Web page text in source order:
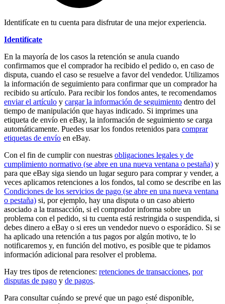
Identifícate en tu cuenta para disfrutar de una mejor experiencia.
Identifícate
En la mayoría de los casos la retención se anula cuando
confirmamos que el comprador ha recibido el pedido o, en caso de
disputa, cuando el caso se resuelve a favor del vendedor. Utilizamos
la información de seguimiento para confirmar que un comprador ha
recibido su artículo. Para recibir los fondos antes, te recomendamos
enviar el artículo y cargar la información de seguimiento dentro del
tiempo de manipulación que hayas indicado. Si imprimes una
etiqueta de envío en eBay, la información de seguimiento se carga
automáticamente. Puedes usar los fondos retenidos para comprar
etiquetas de envío en eBay.
Con el fin de cumplir con nuestras obligaciones legales y de
cumplimiento normativo (se abre en una nueva ventana o pestaña) y
para que eBay siga siendo un lugar seguro para comprar y vender, a
veces aplicamos retenciones a los fondos, tal como se describe en las
Condiciones de los servicios de pago (se abre en una nueva ventana
o pestaña) si, por ejemplo, hay una disputa o un caso abierto
asociado a la transacción, si el comprador informa sobre un
problema con el pedido, si tu cuenta está restringida o suspendida, si
debes dinero a eBay o si eres un vendedor nuevo o esporádico. Si se
ha aplicado una retención a tus pagos por algún motivo, te lo
notificaremos y, en función del motivo, es posible que te pidamos
información adicional para resolver el problema.
Hay tres tipos de retenciones: retenciones de transacciones, por
disputas de pago y de pagos.
Para consultar cuándo se prevé que un pago esté disponible,